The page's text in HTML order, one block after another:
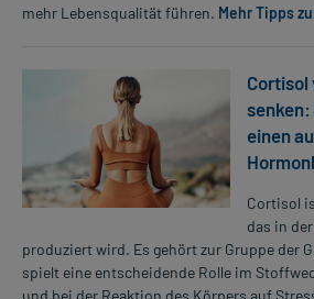
mehr Lebensqualität führen. Mehr Tipps
Cortisol
einen
Cortisol
das in
produziert wird. Es gehört zur Gruppe der
spielt eine entscheidende Rolle im
und bei der Reaktion des Körpers auf